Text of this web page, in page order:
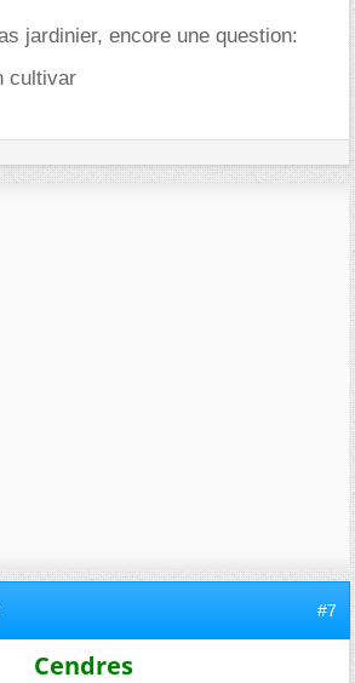
jardinier, encore une question:
cultivar
#7
Cendres